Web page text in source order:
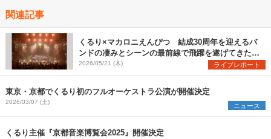
関連記事
くるり×マカロニえんぴつ 結成30周年を迎えるバ
ンドの凄みとシーンの最前線で飛躍を遂げてきたバ
ンドの勢いを見た『MUSIC SPLASH!!』2日目レポ
ート
2026/05/21 (木) ライブレポート
東京・京都でくるり初のフルオーケストラ公演が開催決定
2026/03/07 (土) ニュース
くるり主催『京都音楽博覧会2025』開催決定